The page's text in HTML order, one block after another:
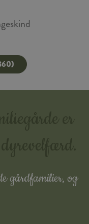
gårdfamilier, og